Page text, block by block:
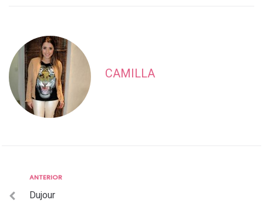
CAMILLA
Navegação
de
Anterior
ANTERIOR
Dujour